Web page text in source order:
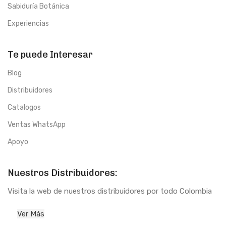
Sabiduría Botánica
Experiencias
Te puede Interesar
Blog
Distribuidores
Catalogos
Ventas WhatsApp
Apoyo
Nuestros Distribuidores:
Visita la web de nuestros distribuidores por todo Colombia
Ver Más